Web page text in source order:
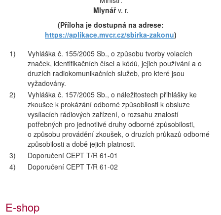
Mlynářv. r.
(Příloha je dostupná na adrese:
https://aplikace.mvcr.cz/sbirka-zakonu)
1)
Vyhláška č. 155/2005 Sb., o způsobu tvorby volacích
značek, identifikačních čísel a kódů, jejich používání a o
druzích radiokomunikačních služeb, pro které jsou
vyžadovány.
2)
Vyhláška č. 157/2005 Sb., o náležitostech přihlášky ke
zkoušce k prokázání odborné způsobilosti k obsluze
vysílacích rádiových zařízení, o rozsahu znalostí
potřebných pro jednotlivé druhy odborné způsobilosti,
o způsobu provádění zkoušek, o druzích průkazů odborné
způsobilosti a době jejich platnosti.
3)
Doporučení CEPT T/R 61-01
4)
Doporučení CEPT T/R 61-02
E-shop